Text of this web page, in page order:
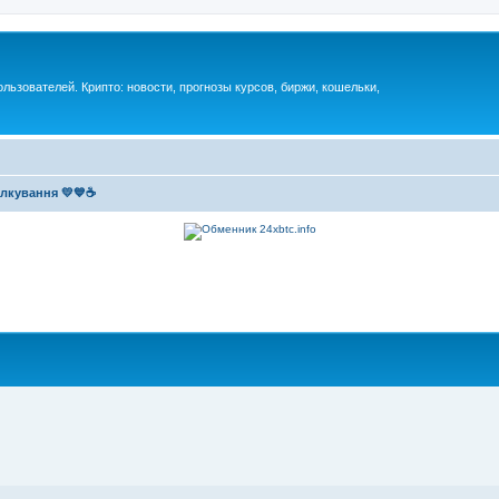
Крипто: новости, прогнозы курсов, биржи, кошельки,
💛💙☕